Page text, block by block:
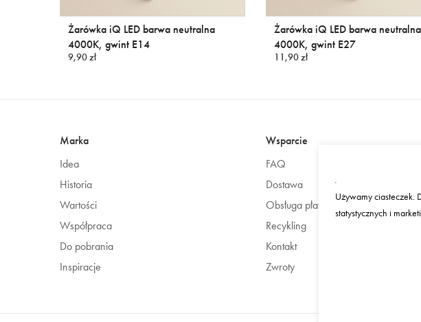
Żarówka iQ LED barwa neutralna
4000K, gwint E14
9,90 zł
Żarówka iQ LED barwa neutralna
4000K, gwint E27
11,90 zł
Marka
Idea
Historia
Wartości
Współpraca
Do pobrania
Inspiracje
Wsparcie
FAQ
Dostawa
Obsługa płatności
Recykling
Kontakt
Zwroty
Używamy ciasteczek.
statystycznych i